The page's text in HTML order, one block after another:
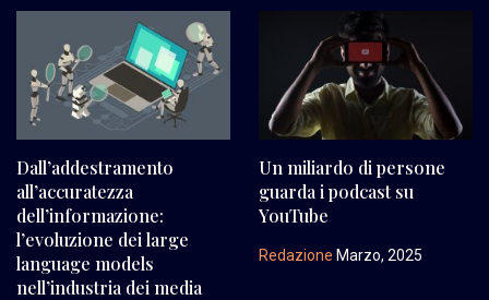
Dall’addestramento
all’accuratezza
dell’informazione:
l’evoluzione dei large
language models
nell’industria dei media
Un miliardo di persone
guarda i podcast su
YouTube
Redazione Marzo, 2025